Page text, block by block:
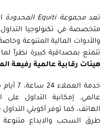
تعدمجموعة Equiti المحدودة
متخصصة في تكنولوجيا
والأدوات المالية المتنوعة
تتمتع بمصداقية كبيرة نظراً
هيئات رقابية عالمية رفيعة
عالمي. إمكانية التداول
طرق السحب والايداع